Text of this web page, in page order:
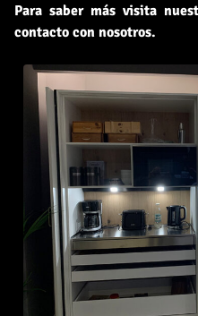
Para saber más visita
contacto con nosotros.